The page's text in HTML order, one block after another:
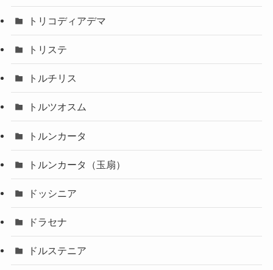
トリコディアデマ
トリステ
トルチリス
トルツオスム
トルンカータ
トルンカータ（玉扇）
ドッシニア
ドラセナ
ドルステニア